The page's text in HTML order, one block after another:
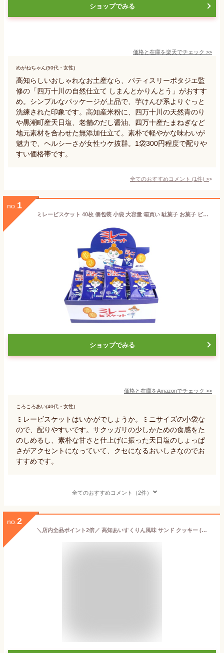
ショップでみる
価格と在庫を楽天でチェック >>
めがねちゃん(50代・女性)
高知らしいおしゃれなお土産なら、パティスリーポタジエ監
修の「四万十川の自然仕立て しまんとかりんとう」がおすす
め。シンプルなパッケージが上品で、芋けんぴ系よりぐっと
洗練された印象です。高知産米粉に、四万十川の天然青のり
や黒潮町産天日塩、老舗のだし醤油、四万十産たまねぎなど
地元素材を合わせた無添加仕立て。素朴で軽やかな味わいが
魅力で、ヘルシーさが女性ウケ抜群。1袋300円程度で配りや
すい価格帯です。
全てのおすすめコメント (1件) >
no. 1
ミレービスケット 40枚 個包装 小袋 大容量 箱買い 駄菓子 お菓子 ビスケット 素朴 懐かしい 高知県 名物 7RabbitRiograndeオリジナルステッカー付 【商標登録番号 第6667215】 (40枚)
ショップでみる
価格と在庫をAmazonでチェック >>
ころころあい(40代・女性)
ミレービスケットはいかがでしょうか。ミニサイズの小袋な
ので、配りやすいです。サクッガリの少しかための食感をた
のしめるし、素朴な甘さと仕上げに振った天日塩のしょっぱ
さがアクセントになっていて、クセになるおいしさなのでお
すすめです。
全てのおすすめコメント（2件）
no. 2
＼店内全品ポイント2倍／ 高知あいすくりん風味 サンド クッキー (小)6個入 お取り寄せ グルメ クッキー お菓子 洋菓子 茶菓子 おやつ お土産 アイスクリン 贈り物 実用的 人気 プチギフト プレゼント 母の日